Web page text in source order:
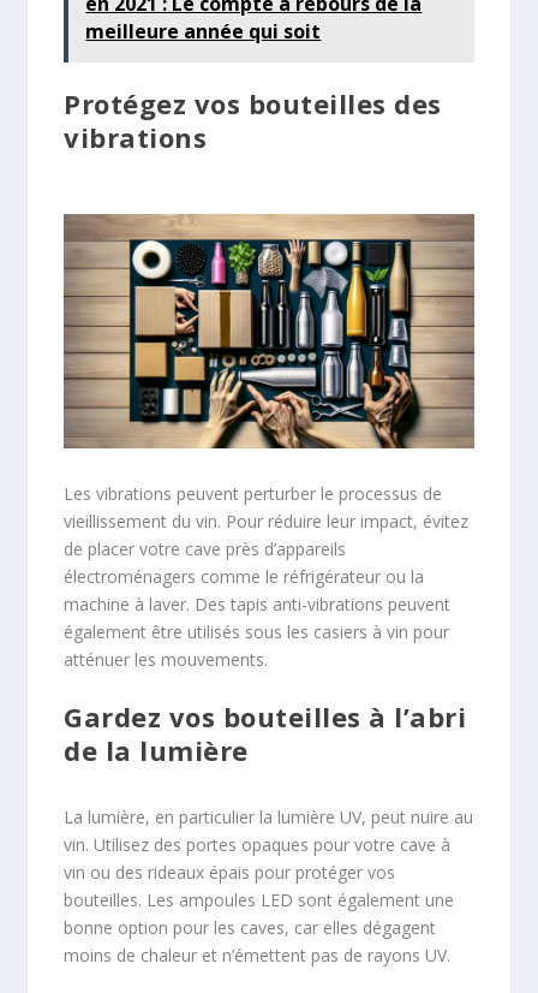
meilleure année qui soit
Protégez vos bouteilles des
vibrations
Les vibrations peuvent perturber le processus de
vieillissement du vin. Pour réduire leur impact, évitez
de placer votre cave près d’appareils
électroménagers comme le réfrigérateur ou la
machine à laver. Des tapis anti-vibrations peuvent
également être utilisés sous les casiers à vin pour
atténuer les mouvements.
Gardez vos bouteilles à l’abri
de la lumière
La lumière, en particulier la lumière UV, peut nuire au
vin. Utilisez des portes opaques pour votre cave à
vin ou des rideaux épais pour protéger vos
bouteilles. Les ampoules LED sont également une
bonne option pour les caves, car elles dégagent
moins de chaleur et n’émettent pas de rayons UV.